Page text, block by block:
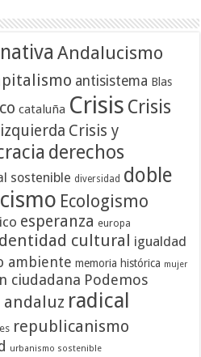
Andalucismo
antisistema Blas
cataluña Crisis Crisis
Crisis y
derechos
sostenible diversidad doble
Ecologismo
esperanza europa
cultural igualdad
ambiente memoria histórica mujer
ciudadana Podemos
andaluz radical
republicanismo
urbanismo sostenible